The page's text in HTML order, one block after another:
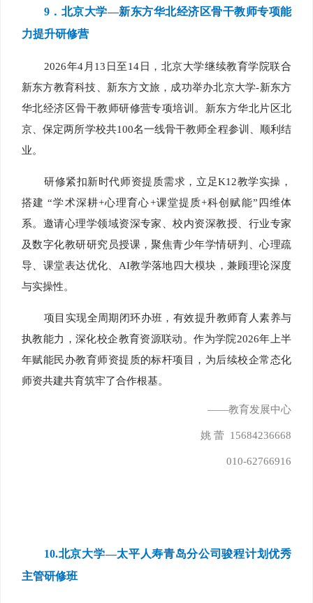
9 ．北京大学—新东方华北经济区骨干教师专项能
力提升研修营
2026年4月13日至14日，北京大学继续教育学院联合
新东方教育科技、新东方文旅，成功举办北京大学-新东方
华北经济区骨干教师研修营专项培训。新东方华北片区北
京、保定两所学校共100名一线骨干教师全程参训、顺利结
业。
研修紧扣新时代师资提质需求，立足K12教学实操，
搭建 “学术深耕+心理育心+课堂提质+科创赋能”四维体
系。邀请心理学领域资深专家、校内资深教授、行业专家
及数字化教研研究员授课，聚焦青少年学情研判、心理疏
导、课堂表达优化、AI教学落地四大模块，兼顾理论深度
与实操性。
项目实现全周期闭环办班，有效提升教师育人素养与
执教能力，深化校企教育资源联动。作为学院2026年上半
年赋能民办教育师资提质的标杆项目，为后续校企常态化
师资共建共育筑牢了合作根基。
——教育发展中心
姚 蕾 15684236668
010-62766916
10.北京大学—太平人寿青岛分公司骏程计划优秀
主管研修班